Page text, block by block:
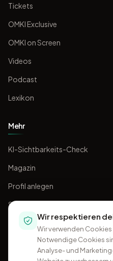
Tickets
OMKI Exclusive
OMKI on Screen
Videos
Podcast
Lexikon
Mehr
KI-Sichtbarkeits-Check
Magazin
Profil anlegen
Sponsoring
Wir respektieren
Wir verwenden
Notwendige Cookies
Analyse- und